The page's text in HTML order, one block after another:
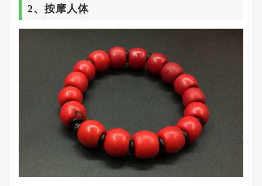
2、按摩人体